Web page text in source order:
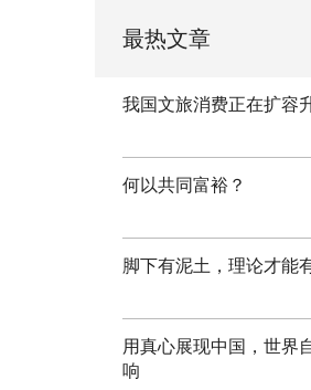
最热文章
我国文旅消费正在扩容
何以共同富裕？
脚下有泥土，理论才能
用真心展现中国，世界
响